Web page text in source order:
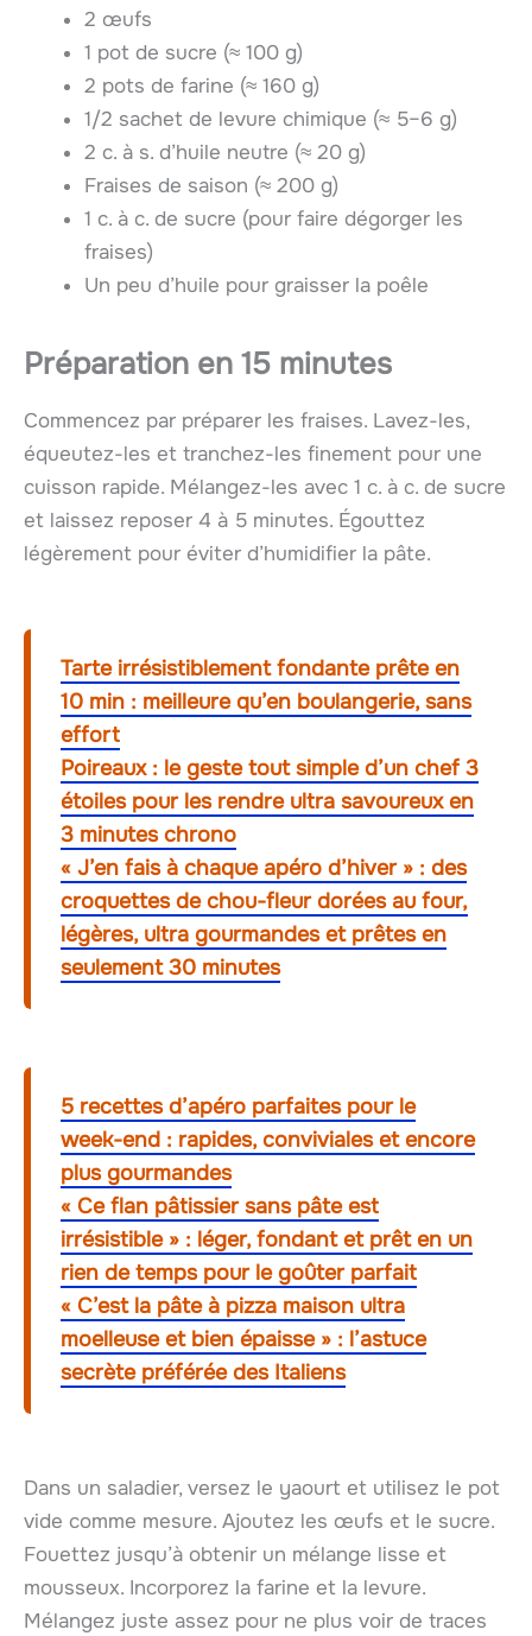
2 œufs
1 pot de sucre (≈ 100 g)
2 pots de farine (≈ 160 g)
1/2 sachet de levure chimique (≈ 5–6 g)
2 c. à s. d’huile neutre (≈ 20 g)
Fraises de saison (≈ 200 g)
1 c. à c. de sucre (pour faire dégorger les
fraises)
Un peu d’huile pour graisser la poêle
Préparation en 15 minutes
Commencez par préparer les fraises. Lavez-les,
équeutez-les et tranchez-les finement pour une
cuisson rapide. Mélangez-les avec 1 c. à c. de sucre
et laissez reposer 4 à 5 minutes. Égouttez
légèrement pour éviter d’humidifier la pâte.
Tarte irrésistiblement fondante prête en
10 min : meilleure qu’en boulangerie, sans
effort
Poireaux : le geste tout simple d’un chef 3
étoiles pour les rendre ultra savoureux en
3 minutes chrono
« J’en fais à chaque apéro d’hiver » : des
croquettes de chou-fleur dorées au four,
légères, ultra gourmandes et prêtes en
seulement 30 minutes
5 recettes d’apéro parfaites pour le
week-end : rapides, conviviales et encore
plus gourmandes
« Ce flan pâtissier sans pâte est
irrésistible » : léger, fondant et prêt en un
rien de temps pour le goûter parfait
« C’est la pâte à pizza maison ultra
moelleuse et bien épaisse » : l’astuce
secrète préférée des Italiens
Dans un saladier, versez le yaourt et utilisez le pot
vide comme mesure. Ajoutez les œufs et le sucre.
Fouettez jusqu’à obtenir un mélange lisse et
mousseux. Incorporez la farine et la levure.
Mélangez juste assez pour ne plus voir de traces